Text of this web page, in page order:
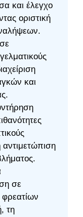
και έλεγχο
οριστική
και
σε
τη